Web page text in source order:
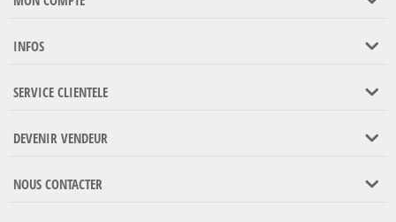
INFOS
SERVICE CLIENTELE
DEVENIR VENDEUR
NOUS CONTACTER